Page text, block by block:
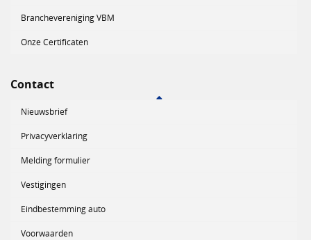
Branchevereniging VBM
Onze Certificaten
Contact
Nieuwsbrief
Privacyverklaring
Melding formulier
Vestigingen
Eindbestemming auto
Voorwaarden